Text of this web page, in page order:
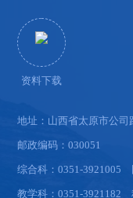
资料下载
地址：山西省太原市公司
邮政编码：030051
综合科：0351-3921005
教学科：0351-3921182